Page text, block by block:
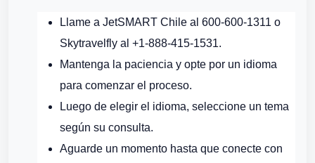
Llame a JetSMART Chile al 600-600-1311 o
Skytravelfly al +1-888-415-1531.
Mantenga la paciencia y opte por un idioma
para comenzar el proceso.
Luego de elegir el idioma, seleccione un tema
según su consulta.
Aguarde un momento hasta que conecte con